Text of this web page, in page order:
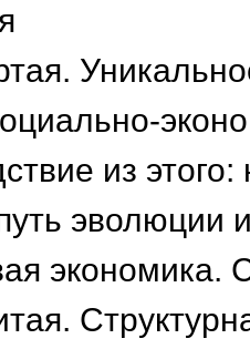
из
эволюции
экономика.